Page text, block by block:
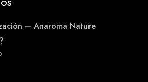
– Anaroma Nature